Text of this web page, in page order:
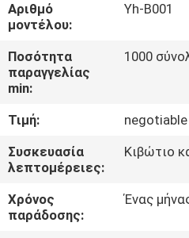
ΠΟΙΟΤΙΚΌΣ
ΈΛΕΓΧΟΣ
ΜΑΣ
ΕΛΆΤΕ
ΣΕ
ΕΠΑΦΉ
ΜΕ
Αριθμό
μοντέλου:
Yh-B001
Ποσότητα
παραγγελίας
min:
1000
Τιμή:
negotiable
Συσκευασία
λεπτομέρειες:
Κιβώτιο
Χρόνος
παράδοσης:
Ένας